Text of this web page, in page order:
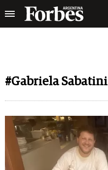
#Gabriela Sabatini